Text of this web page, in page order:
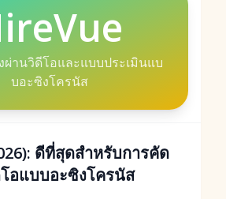
ผ่านวิดีโอและแบบประเมินแบ
บอะซิงโครนัส
ดีที่สุดสำหรับการคัด
อแบบอะซิงโครนัส